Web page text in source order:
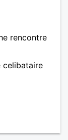
rencontre
celibataire